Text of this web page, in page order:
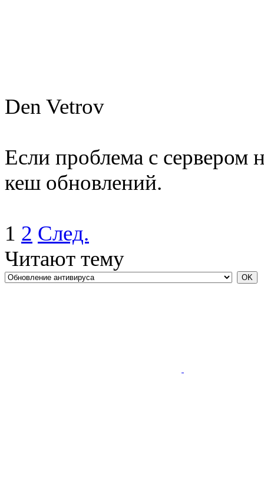
Den Vetrov
Если проблема с сервером
кеш обновлений.
1 2 След.
Читают тему